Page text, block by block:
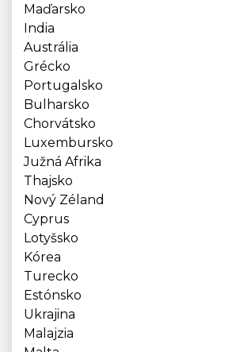
Maďarsko
India
Austrália
Grécko
Portugalsko
Bulharsko
Chorvátsko
Luxembursko
Južná Afrika
Thajsko
Nový Zéland
Cyprus
Lotyšsko
Kórea
Turecko
Estónsko
Ukrajina
Malajzia